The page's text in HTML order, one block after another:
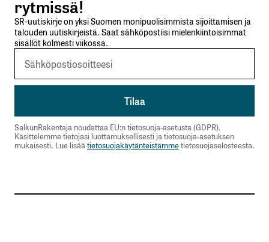
rytmissä!
SR-uutiskirje on yksi Suomen monipuolisimmista sijoittamisen ja
talouden uutiskirjeistä. Saat sähköpostiisi mielenkiintoisimmat
sisällöt kolmesti viikossa.
SalkunRakentaja noudattaa EU:n tietosuoja-asetusta (GDPR).
Käsittelemme tietojasi luottamuksellisesti ja tietosuoja-asetuksen
mukaisesti. Lue lisää tietosuojakäytänteistämmetietosuojaselosteesta.